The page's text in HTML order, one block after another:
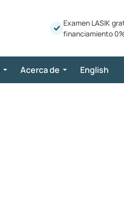
Examen LASIK
financiamiento
Acerca de English